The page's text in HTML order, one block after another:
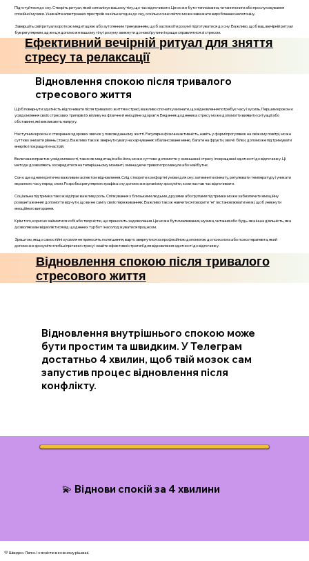
Підготуйтеся до сну. Створіть ритуал, який сигналізує вашому тілу, що час відпочивати. Це може бути тепла ванна, читання книги або прослуховування
спокійної музики. Уникайте електронних пристроїв за кілька годин до сну, оскільки синє світло може заважати виробленню мелатоніну.
Завершіть свій ритуал короткою медитацією або аутогенним тренуванням, щоб заспокоїти розум і підготуватися до сну. Важливо, щоб ваш вечірній ритуал
був регулярним, адже це допоможе вашому тілу і розуму звикнути до нової рутини і краще справлятися зі стресом.
Ефективний вечірній ритуал для зняття
стресу та релаксації
Відновлення спокою після тривалого
стресового життя
Щоб повернути здатність відпочивати після тривалого життя в стресі, важливо спочатку визнати, що відновлення потребує часу і зусиль. Першим кроком є
усвідомлення своїх стресових тригерів і їх впливу на фізичне й емоційне здоров'я. Ведення щоденника стресу може допомогти виявити ситуації або
обставини, які викликають напругу.
Наступним кроком є створення здорових звичок у повсякденному житті. Регулярна фізична активність, навіть у формі прогулянок на свіжому повітрі, може
суттєво знизити рівень стресу. Важливо також звернути увагу на харчування: збалансоване меню, багате на фрукти, овочі і білки, допоможе підтримувати
енергію і покращити настрій.
Включення практик усвідомленості, таких як медитація або йога, може суттєво допомогти у зменшенні стресу і покращенні здатності до відпочинку. Ці
методи дозволяють зосередитися на теперішньому моменті, зменшуючи тривоги про минуле або майбутнє.
Сон є ще одним критично важливим аспектом відновлення. Слід створити комфортні умови для сну: затемнити кімнату, регулювати температуру і уникати
екранного часу перед сном. Розробка регулярного графіка сну допоможе організму зрозуміти, коли настав час відпочивати.
Соціальна підтримка також відіграє важливу роль. Спілкування з близькими людьми, друзями або групами підтримки може забезпечити емоційну
розвантаження і допомогти відчути, що ви не самі у своїх переживаннях. Важливо також навчитися говорити "ні" і встановлювати межі, щоб уникнути
емоційного вигорання.
Крім того, корисно займатися хобі або творчістю, що приносить задоволення. Це може бути малювання, музика, читання або будь-яка інша діяльність, яка
дозволяє вам відволіктися від щоденних турбот і насолоджуватися процесом.
Зрештою, якщо самостійні зусилля не приносять полегшення, варто звернутися за професійною допомогою до психолога або психотерапевта, який
допоможе зрозуміти глибші причини стресу і знайти ефективні стратегії для відновлення здатності до відпочинку.
Відновлення спокою після тривалого
стресового життя
Відновлення внутрішнього спокою може
бути простим та швидким. У Телеграм
достатньо 4 хвилин, щоб твій мозок сам
запустив процес відновлення після
конфлікту.
💫 Віднови спокій за 4 хвилини
💛 Швидко. Легко. І з ясністю в кожному рішенні.